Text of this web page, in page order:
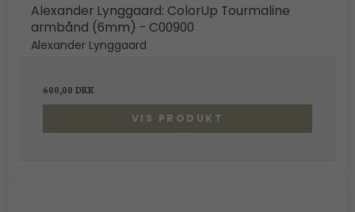
Alexander Lynggaard: ColorUp Tourmaline
armbånd (6mm) - C00900
Alexander Lynggaard
600,00 DKK
VIS PRODUKT